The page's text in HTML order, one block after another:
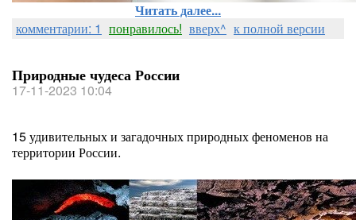
Читать далее...
комментарии: 1 понравилось! вверх^ к полной версии
Природные чудеса России
17-11-2023 10:04
15 удивительных и загадочных природных феноменов на
территории России.